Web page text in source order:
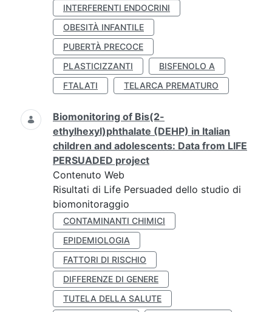
INTERFERENTI ENDOCRINI
OBESITÀ INFANTILE
PUBERTÀ PRECOCE
PLASTICIZZANTI
BISFENOLO A
FTALATI
TELARCA PREMATURO
Biomonitoring of Bis(2-
ethylhexyl)phthalate (DEHP) in Italian
children and adolescents: Data from LIFE
PERSUADED project
Contenuto Web
Risultati di Life Persuaded dello studio di
biomonitoraggio
CONTAMINANTI CHIMICI
EPIDEMIOLOGIA
FATTORI DI RISCHIO
DIFFERENZE DI GENERE
TUTELA DELLA SALUTE